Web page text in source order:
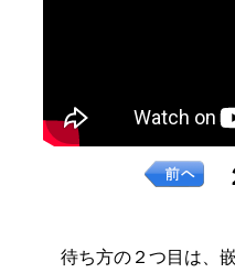
待ち方の２つ目は、